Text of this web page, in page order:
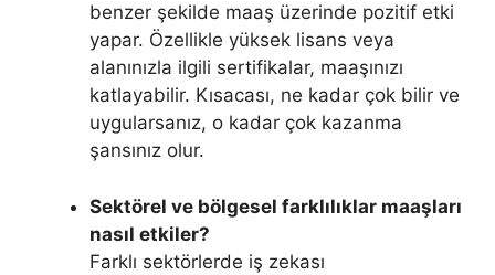
benzer şekilde maaş üzerinde pozitif etki
yapar. Özellikle yüksek lisans veya
alanınızla ilgili sertifikalar, maaşınızı
katlayabilir. Kısacası, ne kadar çok bilir ve
uygularsanız, o kadar çok kazanma
şansınız olur.
Sektörel ve bölgesel farklılıklar maaşları
nasıl etkiler?
Farklı sektörlerde iş zekası